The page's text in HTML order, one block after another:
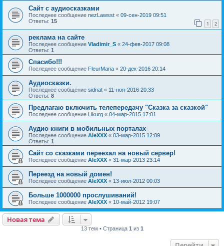
Сайт с аудиосказками
Последнее сообщение nezLawsst « 09-сен-2019 09:51
Ответы: 15 1 2
реклама на сайте
Последнее сообщение Vladimir_S « 24-фев-2017 09:08
Ответы: 1
Спасибо!!!
Последнее сообщение FleurMaria « 20-дек-2016 20:14
Аудиосказки.
Последнее сообщение sidnat « 11-ноя-2016 20:33
Ответы: 8
Предлагаю включить телепередачу "Сказка за сказкой"
Последнее сообщение Likurg « 04-мар-2015 17:01
Аудио книги в мобильных порталах
Последнее сообщение AleXXX « 03-мар-2015 12:09
Ответы: 1
Сайт со сказками переехал на новый сервер!
Последнее сообщение AleXXX « 31-мар-2013 23:14
Переезд на новый домен!
Последнее сообщение AleXXX « 13-июл-2012 00:03
Больше 1000000 прослушиваний!
Последнее сообщение AleXXX « 10-май-2012 19:07
Новая тема
13 тем • Страница 1 из 1